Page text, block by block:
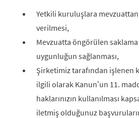
Yetkili kuruluşlara
verilmesi,
Mevzuatta öngörülen
uygunluğun sağlanması,
Şirketimiz tarafından işlenen
ilgili olarak Kanun’un 11.
haklarınızın kullanılması
iletmiş olduğunuz